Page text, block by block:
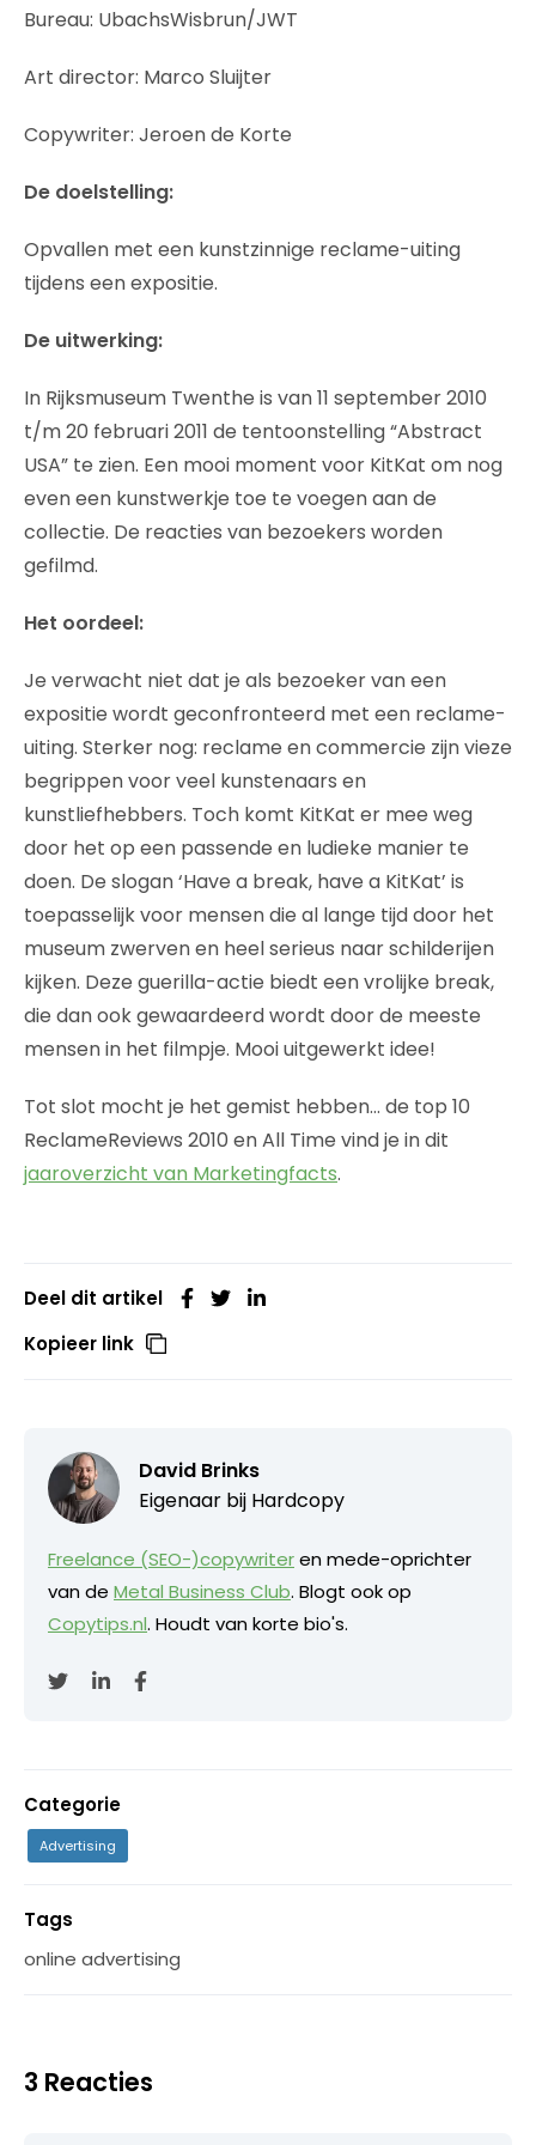
Bureau: UbachsWisbrun/JWT
Art director: Marco Sluijter
Copywriter: Jeroen de Korte
De doelstelling:
Opvallen met een kunstzinnige reclame-uiting
tijdens een expositie.
De uitwerking:
In Rijksmuseum Twenthe is van 11 september 2010
t/m 20 februari 2011 de tentoonstelling “Abstract
USA” te zien. Een mooi moment voor KitKat om nog
even een kunstwerkje toe te voegen aan de
collectie. De reacties van bezoekers worden
gefilmd.
Het oordeel:
Je verwacht niet dat je als bezoeker van een
expositie wordt geconfronteerd met een reclame-
uiting. Sterker nog: reclame en commercie zijn vieze
begrippen voor veel kunstenaars en
kunstliefhebbers. Toch komt KitKat er mee weg
door het op een passende en ludieke manier te
doen. De slogan ‘Have a break, have a KitKat’ is
toepasselijk voor mensen die al lange tijd door het
museum zwerven en heel serieus naar schilderijen
kijken. Deze guerilla-actie biedt een vrolijke break,
die dan ook gewaardeerd wordt door de meeste
mensen in het filmpje. Mooi uitgewerkt idee!
Tot slot mocht je het gemist hebben… de top 10
ReclameReviews 2010 en All Time vind je in dit
jaaroverzicht van Marketingfacts.
Deel dit artikel
Kopieer link
David Brinks
Eigenaar bij Hardcopy
Freelance (SEO-)copywriteren mede-oprichter
van de Metal Business Club. Blogt ook op
Copytips.nl. Houdt van korte bio's.
Categorie
Advertising
Tags
online advertising
3 Reacties